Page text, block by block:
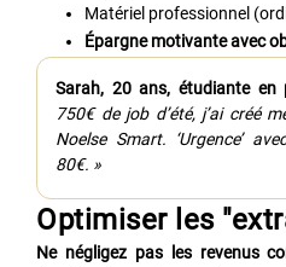
Matériel professionnel
Épargne motivante avec
Sarah, 20 ans, étudiante en
750€ de job d’été, j’ai créé
Noelse Smart. ‘Urgence’
80€. »
Optimiser les
Ne négligez pas les revenus